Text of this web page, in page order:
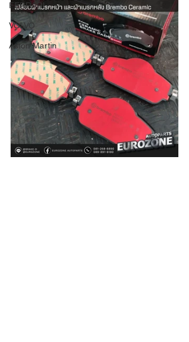
FERRARI
VOLVO
Aston Martin